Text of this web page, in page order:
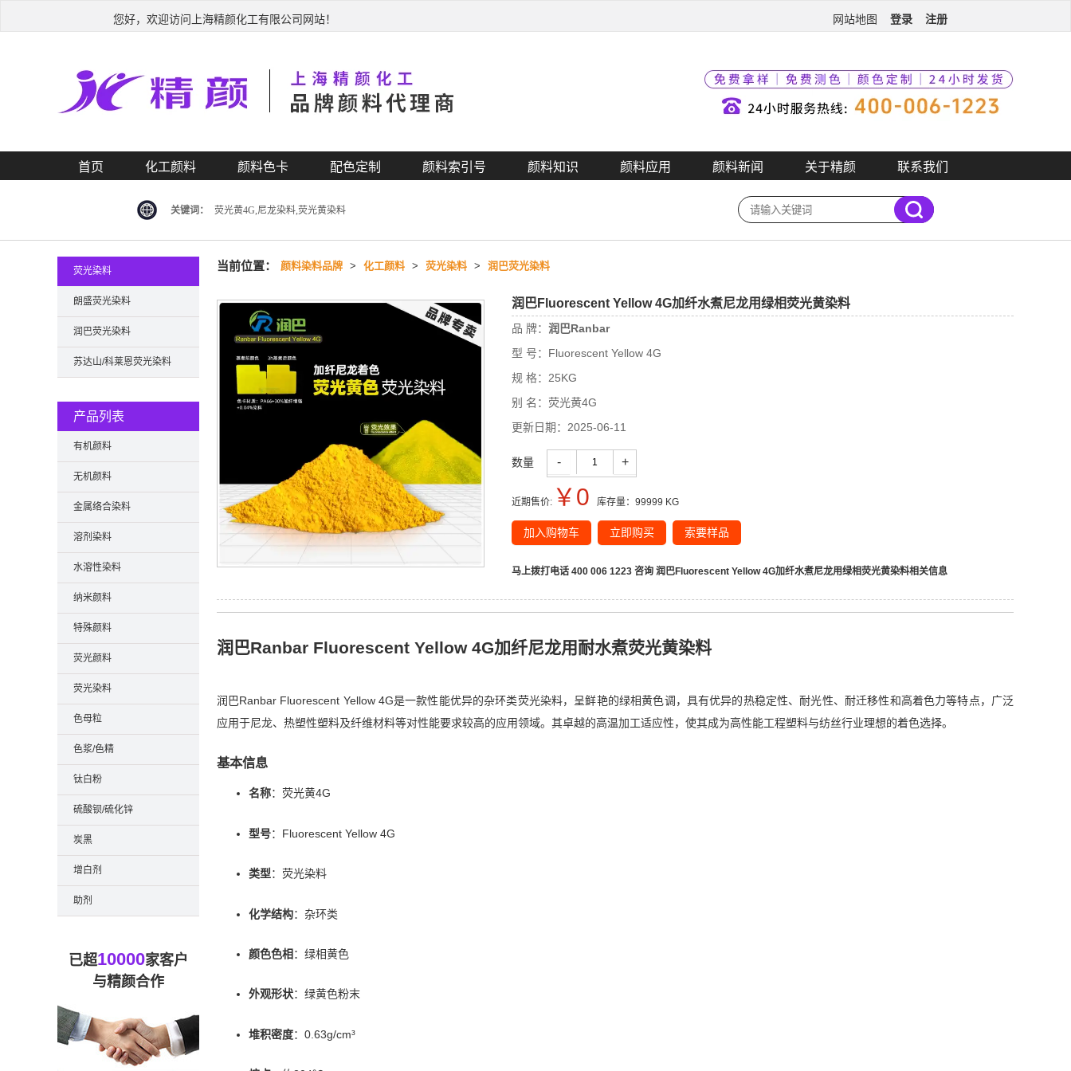
您好，欢迎访问上海精颜化工有限公司网站！ 网站地图 登录 注册
首页 化工颜料 颜料色卡 配色定制 颜料索引号 颜料知识 颜料应用 颜料新闻 关于精颜 联系我们
关键词： 荧光黄4G,尼龙染料,荧光黄染料
当前位置： 颜料染料品牌 > 化工颜料 > 荧光染料 > 润巴荧光染料
润巴Fluorescent Yellow 4G加纤水煮尼龙用绿相荧光黄染料
品 牌： 润巴Ranbar
型 号： Fluorescent Yellow 4G
规 格： 25KG
别 名： 荧光黄4G
更新日期： 2025-06-11
数量 - +
近期售价: ￥0 库存量： 99999 KG
加入购物车 立即购买 索要样品
马上拨打电话 400 006 1223 咨询 润巴Fluorescent Yellow 4G加纤水煮尼龙用绿相荧光黄染料相关信息
润巴Ranbar Fluorescent Yellow 4G加纤尼龙用耐水煮荧光黄染料
润巴Ranbar Fluorescent Yellow 4G是一款性能优异的杂环类荧光染料，呈鲜艳的绿相黄色调，具有优异的热稳定性、耐光性、耐迁移性和高着色力等特点，广泛
应用于尼龙、热塑性塑料及纤维材料等对性能要求较高的应用领域。其卓越的高温加工适应性，使其成为高性能工程塑料与纺丝行业理想的着色选择。
基本信息
名称：荧光黄4G
型号：Fluorescent Yellow 4G
类型：荧光染料
化学结构：杂环类
颜色色相 ：绿相黄色
外观形状：绿黄色粉末
堆积密度：0.63g/cm³
荧光染料
朗盛荧光染料
润巴荧光染料
苏达山/科莱恩荧光染料
产品列表
有机颜料
无机颜料
金属络合染料
溶剂染料
水溶性染料
纳米颜料
特殊颜料
荧光颜料
荧光染料
色母粒
色浆/色精
钛白粉
硫酸钡/硫化锌
炭黑
增白剂
助剂
已超10000家客户
与精颜合作